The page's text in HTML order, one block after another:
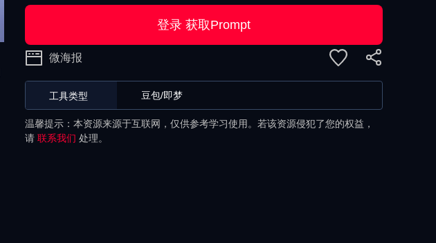
登录 获取Prompt
微海报
工具类型 豆包/即梦
温馨提示：本资源来源于互联网，仅供参考学习使用。若该资源侵犯了您的权益，
请 联系我们 处理。